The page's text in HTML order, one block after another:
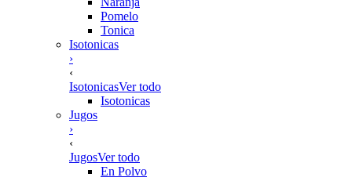
Pomelo
Tonica
Isotonicas
›
‹
IsotonicasVer todo
Isotonicas
Jugos
›
‹
JugosVer todo
En Polvo